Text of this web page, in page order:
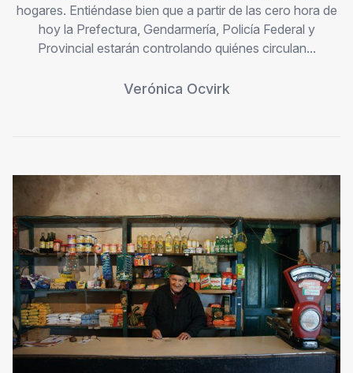
hogares. Entiéndase bien que a partir de las cero hora de
hoy la Prefectura, Gendarmería, Policía Federal y
Provincial estarán controlando quiénes circulan...
Verónica Ocvirk